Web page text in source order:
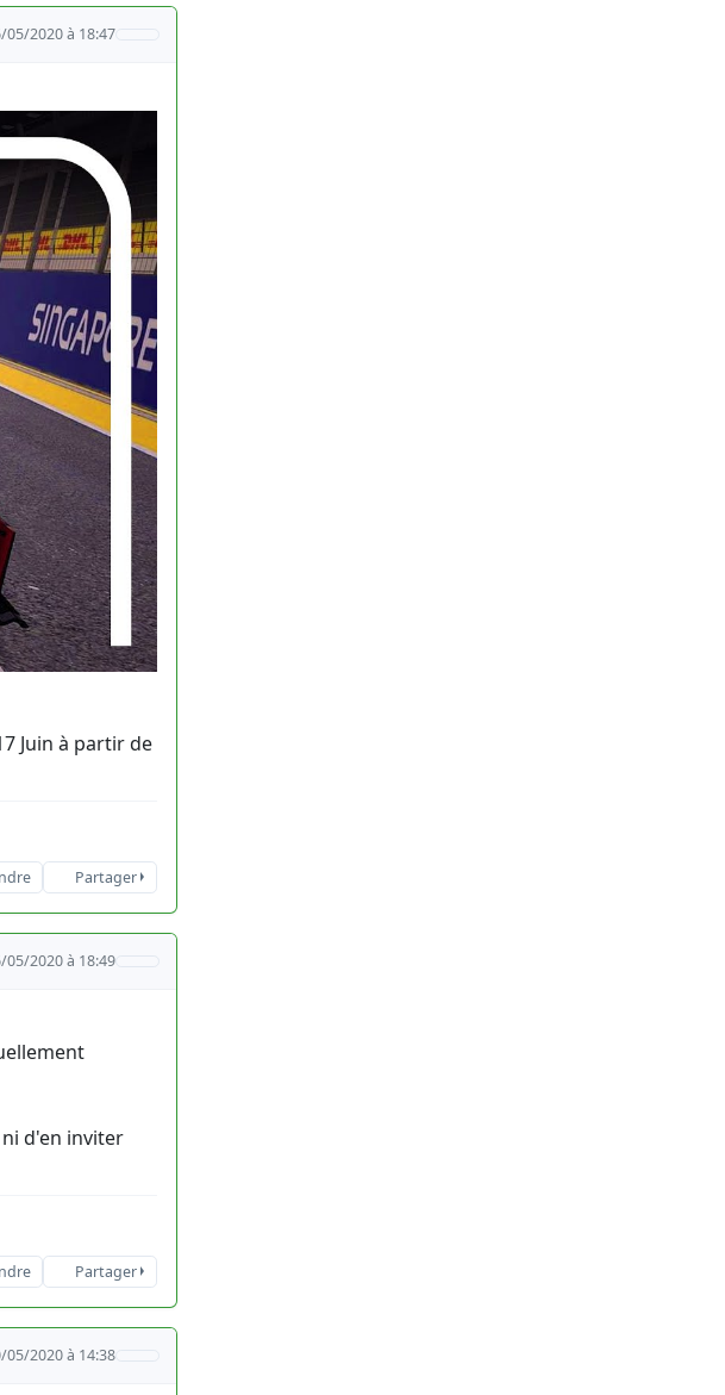
05/2020 à 18:47
Juin à partir de
Partager
05/2020 à 18:49
d'en inviter
Partager
05/2020 à 14:38